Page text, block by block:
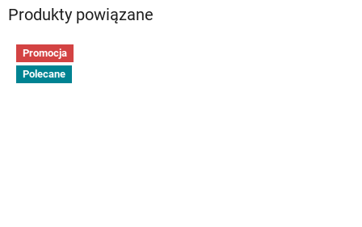
Produkty powiązane
Promocja
Polecane